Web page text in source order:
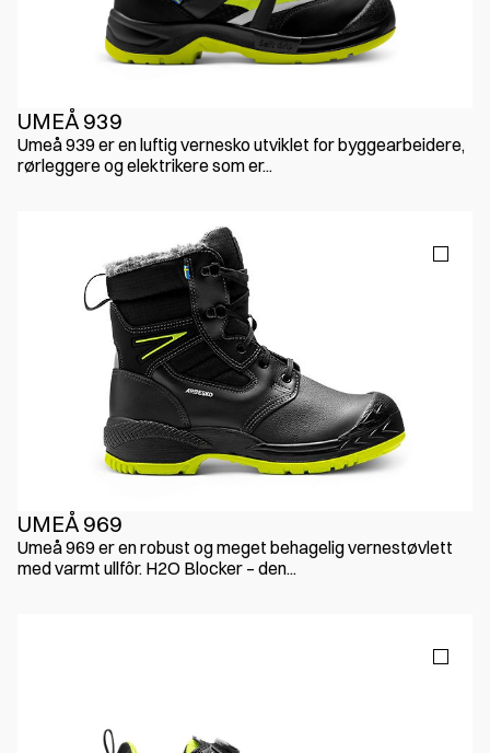
UMEÅ 939
Umeå 939 er en luftig vernesko utviklet for byggearbeidere,
rørleggere og elektrikere som er...
UMEÅ 969
Umeå 969 er en robust og meget behagelig vernestøvlett
med varmt ullfôr. H2O Blocker – den...